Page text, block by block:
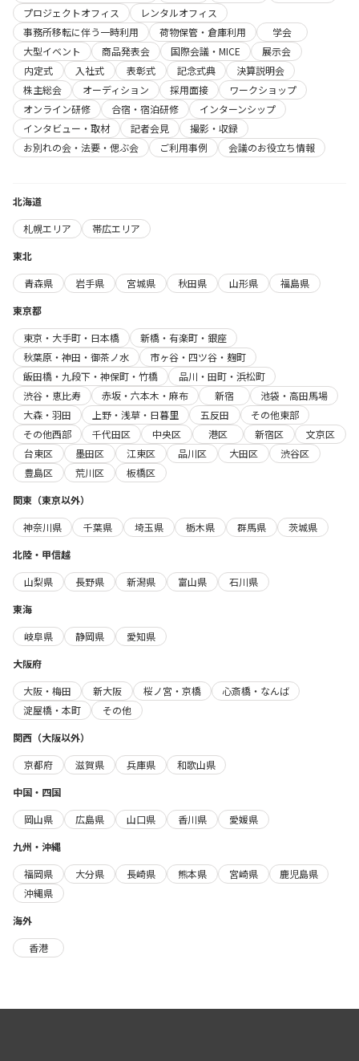
プロジェクトオフィス
レンタルオフィス
事務所移転に伴う一時利用
荷物保管・倉庫利用
学会
大型イベント
商品発表会 国際会議・MICE
展示会
内定式
入社式 表彰式 記念式典
決算説明会
株主総会
オーディション 採用面接
ワークショップ
オンライン研修
合宿・宿泊研修
インターンシップ
インタビュー・取材
記者会見
撮影・収録
お別れの会・法要・偲ぶ会
ご利用事例 会議のお役立ち情報
北海道
札幌エリア
帯広エリア
東北
青森県
岩手県 宮城県 秋田県 山形県
福島県
東京都
東京・大手町・日本橋
新橋・有楽町・銀座
秋葉原・神田・御茶ノ水
市ヶ谷・四ツ谷・麹町
飯田橋・九段下・神保町・竹橋
品川・田町・浜松町
渋谷・恵比寿
赤坂・六本木・麻布 新宿
池袋・高田馬場
大森・羽田
上野・浅草・日暮里 五反田
その他東部
その他西部
千代田区 中央区 港区 新宿区
文京区
台東区
墨田区 江東区 品川区 大田区
渋谷区
豊島区
荒川区
板橋区
関東（東京以外）
神奈川県
千葉県 埼玉県 栃木県 群馬県
茨城県
北陸・甲信越
山梨県
長野県 新潟県 富山県
石川県
東海
岐阜県
静岡県
愛知県
大阪府
大阪・梅田
新大阪 桜ノ宮・京橋
心斎橋・なんば
淀屋橋・本町
その他
関西（大阪以外）
京都府
滋賀県 兵庫県
和歌山県
中国・四国
岡山県
広島県 山口県 香川県
愛媛県
九州・沖縄
福岡県
大分県 長崎県 熊本県 宮崎県
鹿児島県
沖縄県
海外
香港